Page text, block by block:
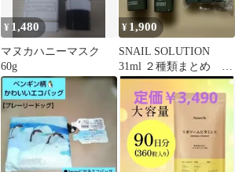
¥ 1,480
マヌカハニーマスク
60g
¥ 1,900
SNAIL SOLUTION
31ml ２種類まとめ オ
マケ３本付き